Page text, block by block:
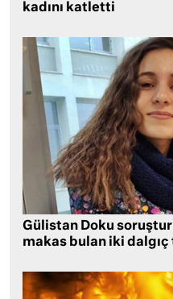
kadını katletti
Gülistan Doku
makas bulan iki dalgıç